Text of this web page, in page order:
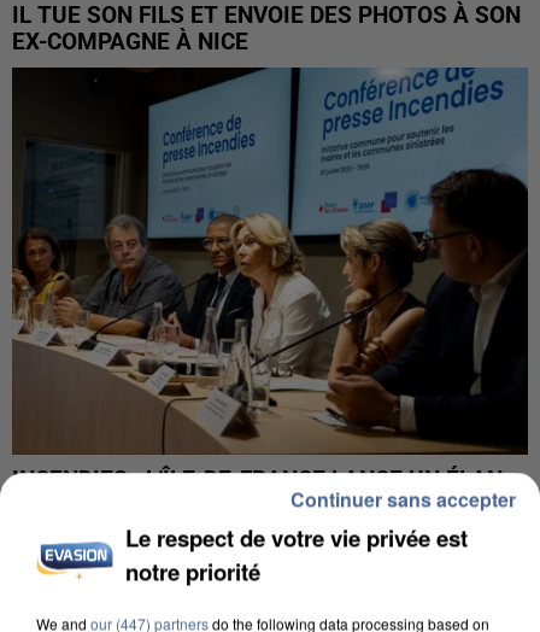
IL TUE SON FILS ET ENVOIE DES PHOTOS À SON
EX-COMPAGNE À NICE
INCENDIES : L’ÎLE-DE-FRANCE LANCE UN ÉLAN
DE SOLIDARITÉ AVEC LES...
Le respect de votre vie privée est
notre priorité
We and our (447) partnersdo the following data processing based on
Continuer sans accepter